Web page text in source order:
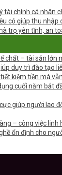
tài chính cá nhân
có giúp thu nhập
trọ yên tĩnh, an
chất – tài sản lớn
duy trì đào tạo
tiết kiệm tiền mà
cuối năm bắt
giúp người lao
– công việc
ổn định cho